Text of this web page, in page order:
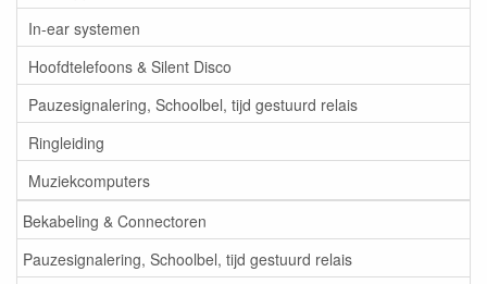
In-ear systemen
Hoofdtelefoons & Silent Disco
Pauzesignalering, Schoolbel, tijd gestuurd relais
Ringleiding
Muziekcomputers
Bekabeling & Connectoren
Pauzesignalering, Schoolbel, tijd gestuurd relais